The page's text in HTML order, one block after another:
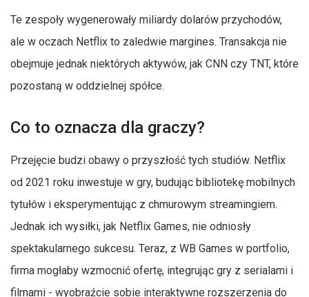
Te zespoły wygenerowały miliardy dolarów przychodów,
ale w oczach Netflix to zaledwie margines. Transakcja nie
obejmuje jednak niektórych aktywów, jak CNN czy TNT, które
pozostaną w oddzielnej spółce.
Co to oznacza dla graczy?
Przejęcie budzi obawy o przyszłość tych studiów. Netflix
od 2021 roku inwestuje w gry, budując bibliotekę mobilnych
tytułów i eksperymentując z chmurowym streamingiem.
Jednak ich wysiłki, jak Netflix Games, nie odniosły
spektakularnego sukcesu. Teraz, z WB Games w portfolio,
firma mogłaby wzmocnić ofertę, integrując gry z serialami i
filmami - wyobraźcie sobie interaktywne rozszerzenia do